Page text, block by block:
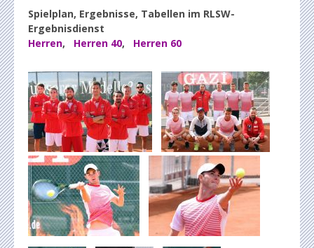
Spielplan, Ergebnisse, Tabellen im RLSW-
Ergebnisdienst
Herren, Herren 40, Herren 60